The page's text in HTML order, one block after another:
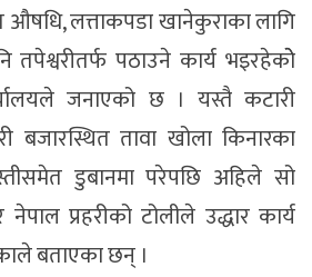
लत्ताकपडा खानेकुराका लागि
तपेश्वरीतर्फ पठाउने कार्य भइरहेकोे
जनाएको छ । यस्तै कटारी
बजारस्थित तावा खोला किनारका
डुबानमा परेपछि अहिले सो
नेपाल प्रहरीको टोलीले उद्धार कार्य
बताएका छन् ।